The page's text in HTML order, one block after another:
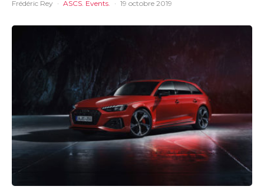
Frédéric Rey · ASCS. Events. · 19 octobre 2019